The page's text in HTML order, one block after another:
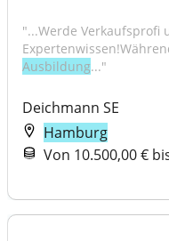
"...Werde Verkaufsprofi
Ausbildung..."
Deichmann SE
Hamburg
Von 10.500,00 €